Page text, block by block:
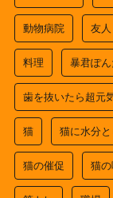
動物病院 友人
料理 暴君ぽん
歯を抜いたら超元
猫 猫に水分
猫の催促 猫